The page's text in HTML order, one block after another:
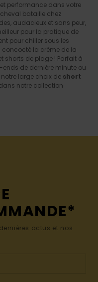
performance dans votre
bataille chez
audacieux et sans peur,
pour la pratique de
pour chiller sous les
concocté la crème de la
shorts de plage ! Parfait à
de dernière minute ou
large choix de short
notre collection
actus et nos